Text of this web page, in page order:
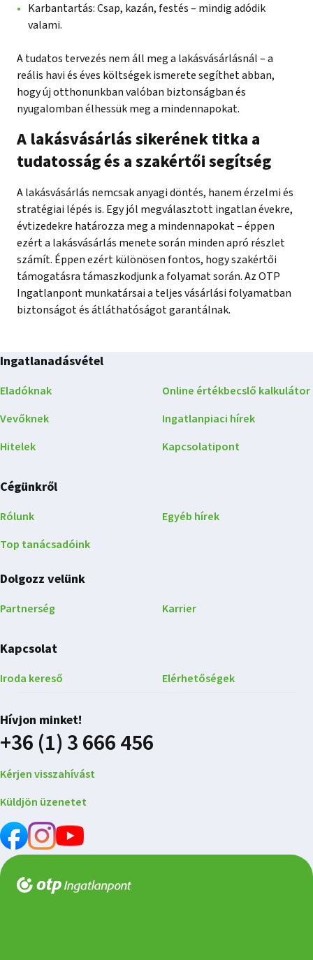
Karbantartás: Csap, kazán, festés – mindig adódik
valami.
A tudatos tervezés nem áll meg a lakásvásárlásnál – a
reális havi és éves költségek ismerete segíthet abban,
hogy új otthonunkban valóban biztonságban és
nyugalomban élhessük meg a mindennapokat.
A lakásvásárlás sikerének titka a
tudatosság és a szakértői segítség
A lakásvásárlás nemcsak anyagi döntés, hanem érzelmi és
stratégiai lépés is. Egy jól megválasztott ingatlan évekre,
évtizedekre határozza meg a mindennapokat – éppen
ezért a lakásvásárlás menete során minden apró részlet
számít. Éppen ezért különösen fontos, hogy szakértői
támogatásra támaszkodjunk a folyamat során. Az OTP
Ingatlanpont munkatársai a teljes vásárlási folyamatban
biztonságot és átláthatóságot garantálnak.
Ingatlanadásvétel
Eladóknak
Vevőknek
Hitelek
Online értékbecslő kalkulátor
Ingatlanpiaci hírek
Kapcsolatipont
Cégünkről
Rólunk
Top tanácsadóink
Egyéb hírek
Dolgozz velünk
Partnerség Karrier
Kapcsolat
Iroda kereső Elérhetőségek
Hívjon minket!
+36 (1) 3 666 456
Kérjen visszahívást
Küldjön üzenetet